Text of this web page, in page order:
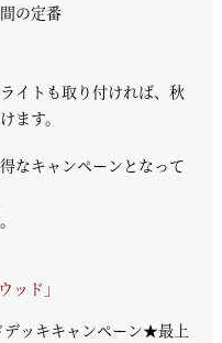
の定番
イトも取り付ければ、秋
ます。
なキャンペーンとなって
ド」